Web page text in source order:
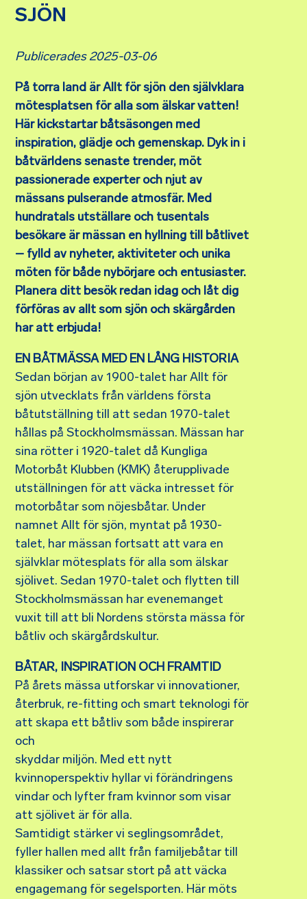
SJÖN
Publicerades 2025-03-06
På torra land är Allt för sjön den självklara
mötesplatsen för alla som älskar vatten!
Här kickstartar båtsäsongen med
inspiration, glädje och gemenskap. Dyk in i
båtvärldens senaste trender, möt
passionerade experter och njut av
mässans pulserande atmosfär. Med
hundratals utställare och tusentals
besökare är mässan en hyllning till båtlivet
– fylld av nyheter, aktiviteter och unika
möten för både nybörjare och entusiaster.
Planera ditt besök redan idag och låt dig
förföras av allt som sjön och skärgården
har att erbjuda!
EN BÅTMÄSSA MED EN LÅNG HISTORIA
Sedan början av 1900-talet har Allt för
sjön utvecklats från världens första
båtutställning till att sedan 1970-talet
hållas på Stockholmsmässan. Mässan har
sina rötter i 1920-talet då Kungliga
Motorbåt Klubben (KMK) återupplivade
utställningen för att väcka intresset för
motorbåtar som nöjesbåtar. Under
namnet Allt för sjön, myntat på 1930-
talet, har mässan fortsatt att vara en
självklar mötesplats för alla som älskar
sjölivet. Sedan 1970-talet och flytten till
Stockholmsmässan har evenemanget
vuxit till att bli Nordens största mässa för
båtliv och skärgårdskultur.
BÅTAR, INSPIRATION OCH FRAMTID
På årets mässa utforskar vi innovationer,
återbruk, re-fitting och smart teknologi för
att skapa ett båtliv som både inspirerar
och
skyddar miljön. Med ett nytt
kvinnoperspektiv hyllar vi förändringens
vindar och lyfter fram kvinnor som visar
att sjölivet är för alla.
Samtidigt stärker vi seglingsområdet,
fyller hallen med allt från familjebåtar till
klassiker och satsar stort på att väcka
engagemang för segelsporten. Här möts